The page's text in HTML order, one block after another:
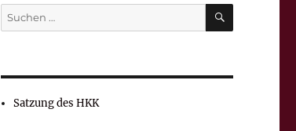
Suchen
nach:
SUCHEN
Satzung des HKK